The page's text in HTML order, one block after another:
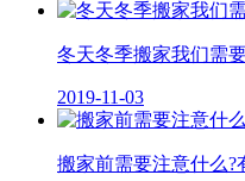
冬天冬季搬家我们需
2019-11-03
搬家前需要注意什么?